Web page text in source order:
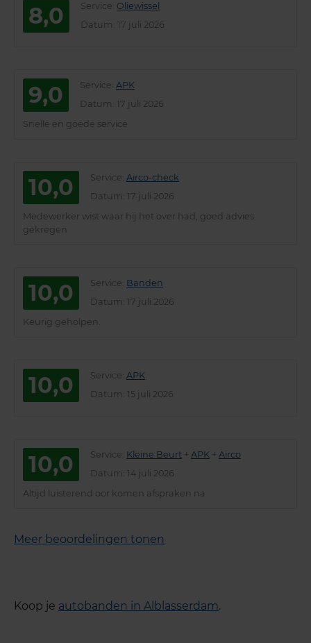
8,0 Service Oliewissel
Datum : 17 juli 2026
9,0 Service APK
Datum : 17 juli 2026
Snelle en goede service
10,0 Service Airco-check
Datum : 17 juli 2026
Medewerker wist waar hij het over had, goed advies
gekregen
10,0 Service Banden
Datum : 17 juli 2026
Keurig geholpen.
10,0 Service APK
Datum : 15 juli 2026
10,0 Service Kleine Beurt + APK + Airco
Datum : 14 juli 2026
Altijd luisterend oor komen afspraken na
Meer beoordelingen tonen
Koop je autobanden in Alblasserdam.